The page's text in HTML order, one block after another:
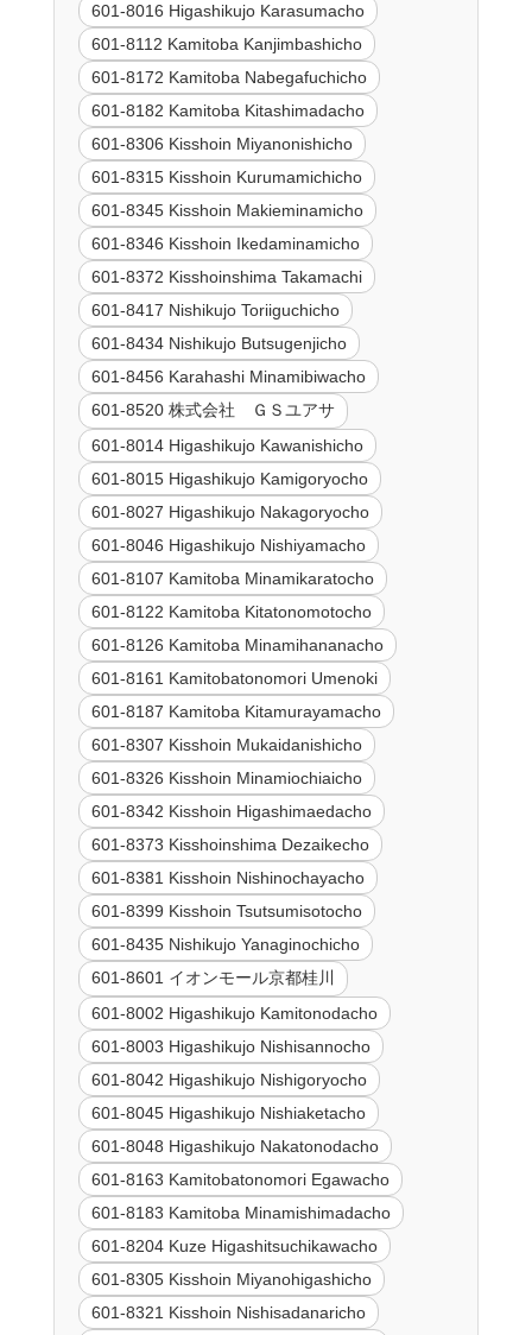
601-8016 Higashikujo Karasumacho
601-8112 Kamitoba Kanjimbashicho
601-8172 Kamitoba Nabegafuchicho
601-8182 Kamitoba Kitashimadacho
601-8306 Kisshoin Miyanonishicho
601-8315 Kisshoin Kurumamichicho
601-8345 Kisshoin Makieminamicho
601-8346 Kisshoin Ikedaminamicho
601-8372 Kisshoinshima Takamachi
601-8417 Nishikujo Toriiguchicho
601-8434 Nishikujo Butsugenjicho
601-8456 Karahashi Minamibiwacho
601-8520 株式会社 ＧＳユアサ
601-8014 Higashikujo Kawanishicho
601-8015 Higashikujo Kamigoryocho
601-8027 Higashikujo Nakagoryocho
601-8046 Higashikujo Nishiyamacho
601-8107 Kamitoba Minamikaratocho
601-8122 Kamitoba Kitatonomotocho
601-8126 Kamitoba Minamihananacho
601-8161 Kamitobatonomori Umenoki
601-8187 Kamitoba Kitamurayamacho
601-8307 Kisshoin Mukaidanishicho
601-8326 Kisshoin Minamiochiaicho
601-8342 Kisshoin Higashimaedacho
601-8373 Kisshoinshima Dezaikecho
601-8381 Kisshoin Nishinochayacho
601-8399 Kisshoin Tsutsumisotocho
601-8435 Nishikujo Yanaginochicho
601-8601 イオンモール京都桂川
601-8002 Higashikujo Kamitonodacho
601-8003 Higashikujo Nishisannocho
601-8042 Higashikujo Nishigoryocho
601-8045 Higashikujo Nishiaketacho
601-8048 Higashikujo Nakatonodacho
601-8163 Kamitobatonomori Egawacho
601-8183 Kamitoba Minamishimadacho
601-8204 Kuze Higashitsuchikawacho
601-8305 Kisshoin Miyanohigashicho
601-8321 Kisshoin Nishisadanaricho